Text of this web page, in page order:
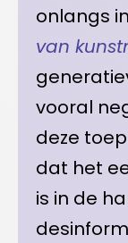
onlangs
van
vooral
deze
dat het
is in de